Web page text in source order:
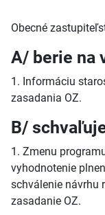
Obecné
A/ berie na
1. Informáciu
zasadania OZ.
B/
1. Zmenu
vyhodnotenie
schválenie návrhu
zasadanie OZ.